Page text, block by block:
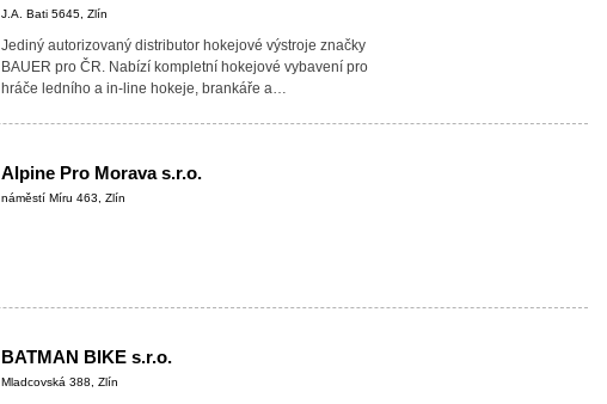
J.A. Bati 5645, Zlín
Jediný autorizovaný distributor hokejové výstroje značky
BAUER pro ČR. Nabízí kompletní hokejové vybavení pro
hráče ledního a in-line hokeje, brankáře a…
Alpine Pro Morava s.r.o.
náměstí Míru 463, Zlín
BATMAN BIKE s.r.o.
Mladcovská 388, Zlín